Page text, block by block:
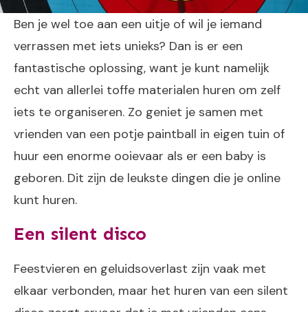
Ben je wel toe aan een uitje of wil je iemand
verrassen met iets unieks? Dan is er een
fantastische oplossing, want je kunt namelijk
echt van allerlei toffe materialen huren om zelf
iets te organiseren. Zo geniet je samen met
vrienden van een potje paintball in eigen tuin of
huur een enorme ooievaar als er een baby is
geboren. Dit zijn de leukste dingen die je online
kunt huren.
Een silent disco
Feestvieren en geluidsoverlast zijn vaak met
elkaar verbonden, maar het huren van een silent